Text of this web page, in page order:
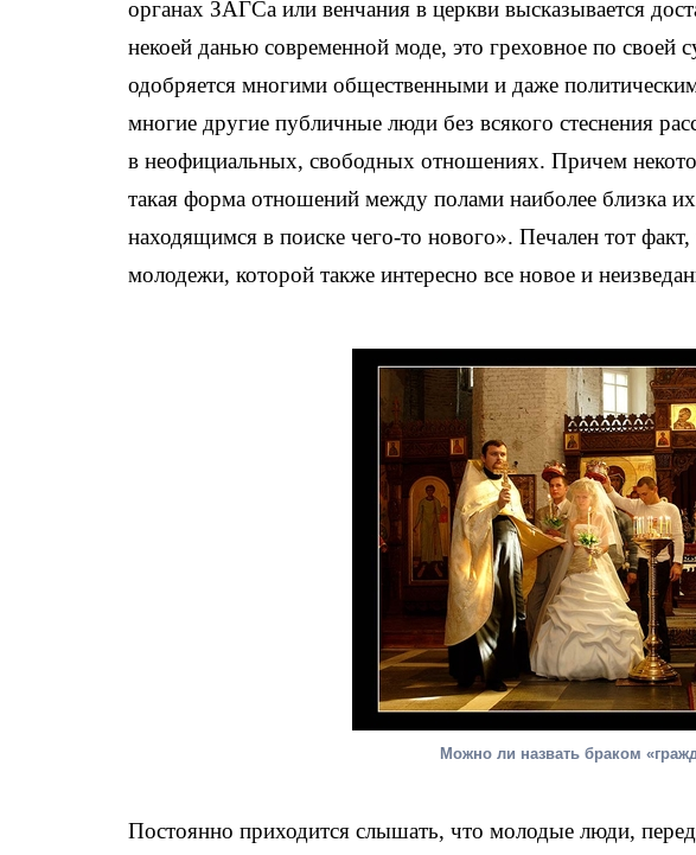
органах ЗАГСа или венчания в церкви высказывается
некоей данью современной моде, это греховное по своей
одобряется многими общественными и даже
многие другие публичные люди без всякого стеснения
в неофициальных, свободных отношениях. Причем
такая форма отношений между полами наиболее близка
находящимся в поиске чего-то нового». Печален тот
молодежи, которой также интересно все новое и
Можно ли назвать браком
Постоянно приходится слышать, что молодые люди,